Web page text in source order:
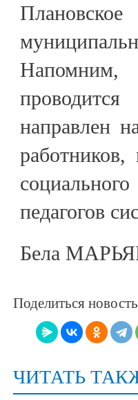
Напомним,
направлен
педагогов
Бела
Поделиться
ЧИТАТЬ